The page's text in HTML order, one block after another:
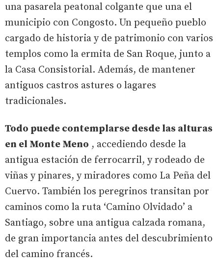
una pasarela peatonal colgante que una el
municipio con Congosto. Un pequeño pueblo
cargado de historia y de patrimonio con varios
templos como la ermita de San Roque, junto a
la Casa Consistorial. Además, de mantener
antiguos castros astures o lagares
tradicionales.
Todo puede contemplarse desde las alturas
en el Monte Meno , accediendo desde la
antigua estación de ferrocarril, y rodeado de
viñas y pinares, y miradores como La Peña del
Cuervo. También los peregrinos transitan por
caminos como la ruta ‘Camino Olvidado’ a
Santiago, sobre una antigua calzada romana,
de gran importancia antes del descubrimiento
del camino francés.